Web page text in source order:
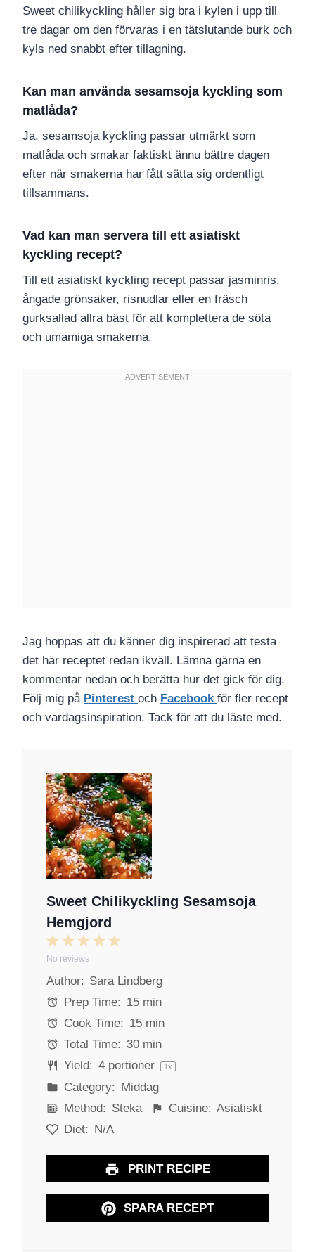
Sweet chilikyckling håller sig bra i kylen i upp till
tre dagar om den förvaras i en tätslutande burk och
kyls ned snabbt efter tillagning.
Kan man använda sesamsoja kyckling som
matlåda?
Ja, sesamsoja kyckling passar utmärkt som
matlåda och smakar faktiskt ännu bättre dagen
efter när smakerna har fått sätta sig ordentligt
tillsammans.
Vad kan man servera till ett asiatiskt
kyckling recept?
Till ett asiatiskt kyckling recept passar jasminris,
ångade grönsaker, risnudlar eller en fräsch
gurksallad allra bäst för att komplettera de söta
och umamiga smakerna.
Jag hoppas att du känner dig inspirerad att testa
det här receptet redan ikväll. Lämna gärna en
kommentar nedan och berätta hur det gick för dig.
Följ mig på Pinterest och Facebook för fler recept
och vardagsinspiration. Tack för att du läste med.
Sweet Chilikyckling Sesamsoja
Hemgjord
5
t
r
4
t
a
r
s
3
t
a
r
s
2
S
t
a
r
s
1
S
t
a
No reviews
Author: Sara Lindberg
Prep Time: 15 min
Cook Time: 15 min
Total Time: 30 min
Yield: 4portioner 1x
Category: Middag
Method: Steka Cuisine: Asiatiskt
Diet: N/A
PRINT RECIPE
SPARA RECEPT